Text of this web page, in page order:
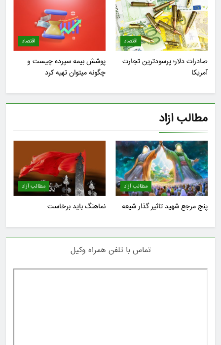
اقتصاد
صادرات دلار؛ پرسودترین تجارت
آمریکا
اقتصاد
پوشش بیمه سپرده چیست و
چگونه میتوان تهیه کرد
مطالب ازاد
مطالب آزاد
پنج مرجع شهید تاثیر گذار شیعه
مطالب آزاد
نماهنگ باید برخاست
تماس با تلفن همراه وکیل